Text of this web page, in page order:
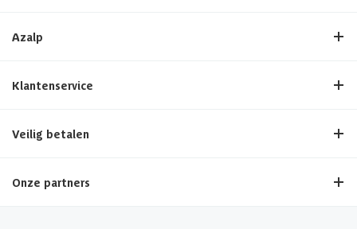
Azalp
Klantenservice
Veilig betalen
Onze partners